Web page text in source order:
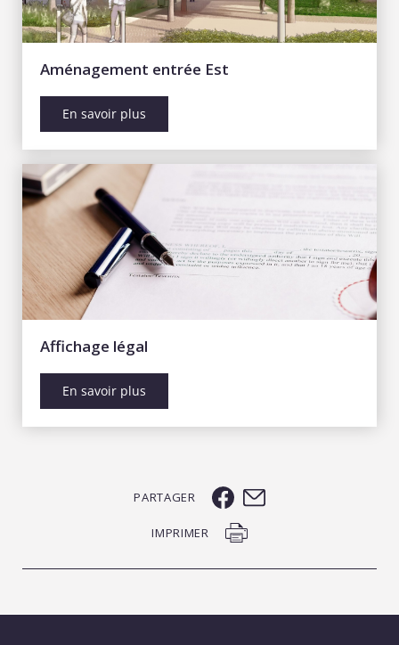
Aménagement entrée Est
En savoir plus
Affichage légal
En savoir plus
PARTAGER
IMPRIMER